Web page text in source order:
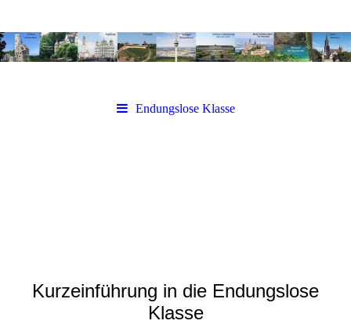
Endungslose Klasse
Kurzeinführung in die Endungslose
Klasse